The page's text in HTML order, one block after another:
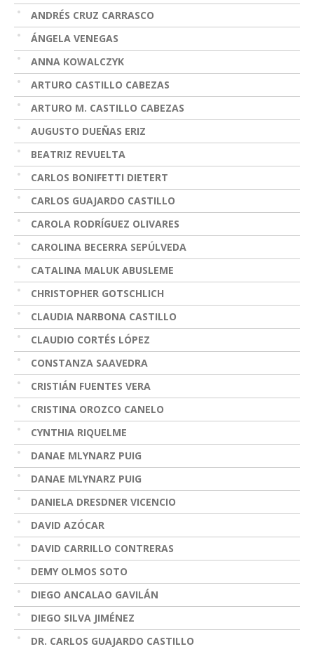
ANDRÉS CRUZ CARRASCO
ÁNGELA VENEGAS
ANNA KOWALCZYK
ARTURO CASTILLO CABEZAS
ARTURO M. CASTILLO CABEZAS
AUGUSTO DUEÑAS ERIZ
BEATRIZ REVUELTA
CARLOS BONIFETTI DIETERT
CARLOS GUAJARDO CASTILLO
CAROLA RODRÍGUEZ OLIVARES
CAROLINA BECERRA SEPÚLVEDA
CATALINA MALUK ABUSLEME
CHRISTOPHER GOTSCHLICH
CLAUDIA NARBONA CASTILLO
CLAUDIO CORTÉS LÓPEZ
CONSTANZA SAAVEDRA
CRISTIÁN FUENTES VERA
CRISTINA OROZCO CANELO
CYNTHIA RIQUELME
DANAE MLYNARZ PUIG
DANAE MLYNARZ PUIG
DANIELA DRESDNER VICENCIO
DAVID AZÓCAR
DAVID CARRILLO CONTRERAS
DEMY OLMOS SOTO
DIEGO ANCALAO GAVILÁN
DIEGO SILVA JIMÉNEZ
DR. CARLOS GUAJARDO CASTILLO